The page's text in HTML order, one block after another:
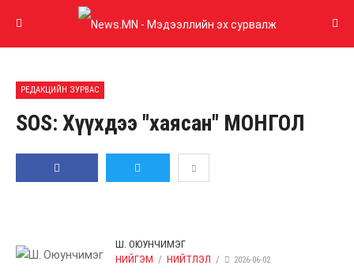
РЕДАКЦИЙН ЗУРВАС
SOS: Хүүхдээ "хаясан" МОНГОЛ
Ш. ОЮУНЧИМЭГ
НИЙГЭМ
НИЙТЛЭЛ 2026-06-02